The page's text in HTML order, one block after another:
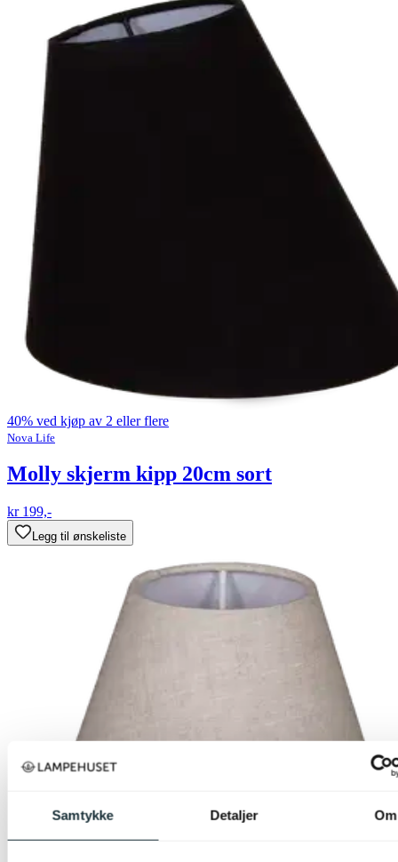
Samtykke Detaljer Om
40% ved kjøp av 2 eller flere
Nova Life
Molly skjerm kipp 20cm sort
kr 199,-
Legg til ønskeliste